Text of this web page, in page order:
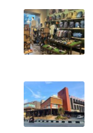
Rahasia Sukses
Pengalaman
5 Cara Aman
Kacau
10 Kiat Aman